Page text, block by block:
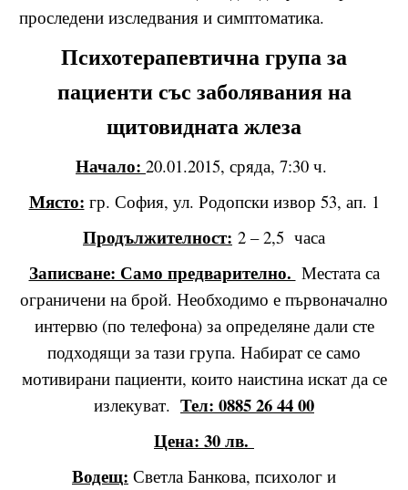
проследени изследвания и симптоматика.
Психотерапевтична група за
пациенти със заболявания на
щитовидната жлеза
Начало: 20.01.2015, сряда, 7:30 ч.
Място: гр. София, ул. Родопски извор 53, ап. 1
Продължителност: 2 – 2,5 часа
Записване: Само предварително. Местата са
ограничени на брой. Необходимо е първоначално
интервю (по телефона) за определяне дали сте
подходящи за тази група. Набират се само
мотивирани пациенти, които наистина искат да се
излекуват. Тел: 0885 26 44 00
Цена: 30 лв.
Водещ: Светла Банкова, психолог и